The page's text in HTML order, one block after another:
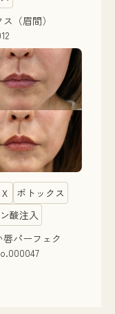
ス（眉間）
ボトックス
酸注入
パーフェク